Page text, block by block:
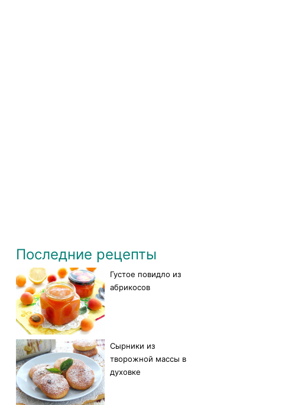
Последние рецепты
Густое повидло из
абрикосов
Сырники из
творожной массы в
духовке